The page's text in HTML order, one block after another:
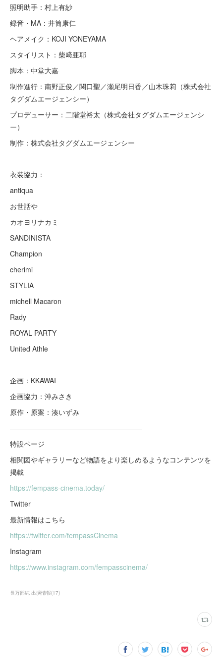
照明助手：村上有紗
録音・MA：井筒康仁
ヘアメイク：KOJI YONEYAMA
スタイリスト：柴﨑亜耶
脚本：中堂大嘉
制作進行：南野正俊／関口聖／瀬尾明日香／山木珠莉（株式会社
タグダムエージェンシー）
プロデューサー：二階堂裕太（株式会社タグダムエージェンシ
ー）
制作：株式会社タグダムエージェンシー
衣装協力：
antiqua
お世話や
カオヨリナカミ
SANDINISTA
Champion
cherimi
STYLIA
michell Macaron
Rady
ROYAL PARTY
United Athle
企画：KKAWAI
企画協力：沖みさき
原作・原案：湊いずみ
―――――――――――――――――――
特設ページ
相関図やギャラリーなど物語をより楽しめるようなコンテンツを
掲載
https://fempass-cinema.today/
Twitter
最新情報はこちら
https://twitter.com/fempassCinema
Instagram
https://www.instagram.com/fempasscinema/
長万部純 出演情報(17)